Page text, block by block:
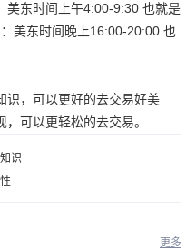
美东时间上午4:00-9:30 也就是
美东时间晚上16:00-20:00 也
，可以更好的去交易好美
可以更轻松的去交易。
识
更多